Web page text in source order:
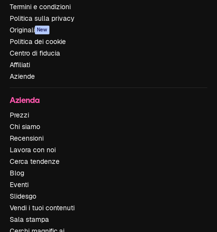
Termini e condizioni
Politica sulla privacy
Originali New
Politica dei cookie
Centro di fiducia
Affiliati
Aziende
Azienda
Prezzi
Chi siamo
Recensioni
Lavora con noi
Cerca tendenze
Blog
Eventi
Slidesgo
Vendi i tuoi contenuti
Sala stampa